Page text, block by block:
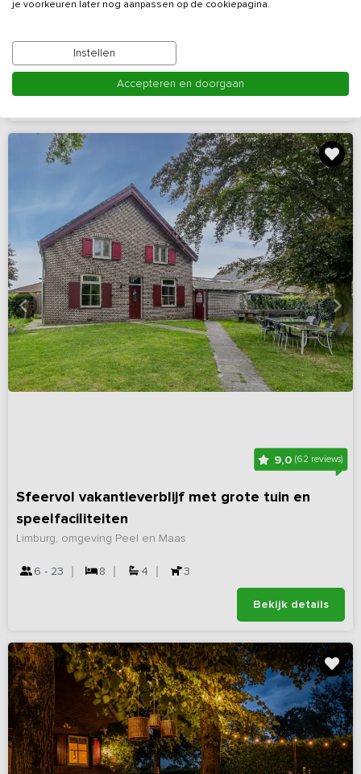
speelruimte
7 - 14 7 4
Bekijk details
9,0 (62 reviews)
Sfeervol vakantieverblijf met grote tuin en
speelfaciliteiten
Limburg, omgeving Peel en Maas
6 - 23 8 4 3
Bekijk details
je voorkeuren later nog aanpassen op de cookiepagina.
Instellen
Accepteren en doorgaan